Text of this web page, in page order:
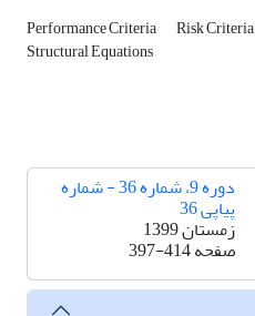
Performance Criteria Risk Criteria
Structural Equations
دوره 9، شماره 36 - شماره
پیاپی 36
زمستان 1399
صفحه397-414